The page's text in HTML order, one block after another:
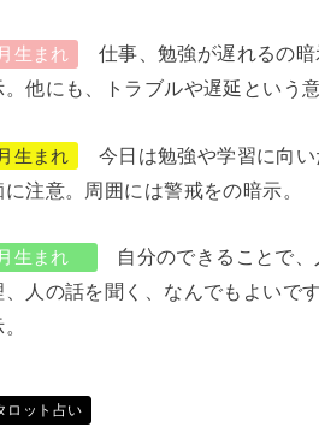
生まれ
仕事、勉強が遅れるの暗
。他にも、トラブルや遅延という
生まれ
今日は勉強や学習に向い
に注意。周囲には警戒をの暗示。
生まれ
自分のできることで、
、人の話を聞く、なんでもよいで
ロット占い